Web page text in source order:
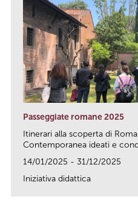
Passeggiate romane 2025
Itinerari alla scoperta di
Contemporanea ideati e
14/01/2025 - 31/12/2025
Iniziativa didattica